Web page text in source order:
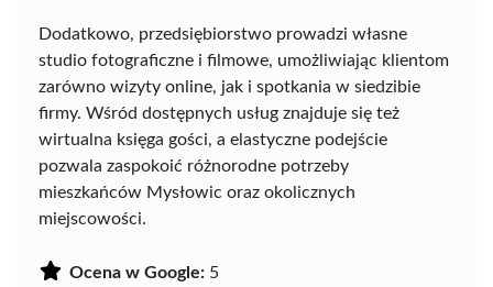
Dodatkowo, przedsiębiorstwo prowadzi własne
studio fotograficzne i filmowe, umożliwiając klientom
zarówno wizyty online, jak i spotkania w siedzibie
firmy. Wśród dostępnych usług znajduje się też
wirtualna księga gości, a elastyczne podejście
pozwala zaspokoić różnorodne potrzeby
mieszkańców Mysłowic oraz okolicznych
miejscowości.
Ocena w Google: 5